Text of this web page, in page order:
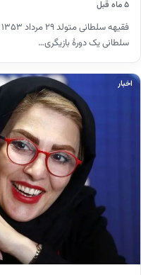
۵ ماه قبل
سلطانی یک دورهٔ بازیگری…
اخبار